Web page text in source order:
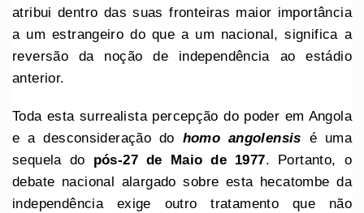
atribui dentro das suas fronteiras maior importância
a um estrangeiro do que a um nacional, significa a
reversão da noção de independência ao estádio
anterior.
Toda esta surrealista percepção do poder em Angola
e a desconsideração do homo angolensis é uma
sequela do pós-27 de Maio de 1977. Portanto, o
debate nacional alargado sobre esta hecatombe da
independência exige outro tratamento que não